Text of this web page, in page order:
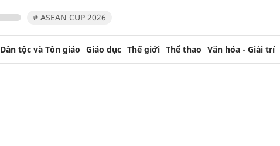
# ASEAN CUP 2026
Dân tộc và Tôn giáo Giáo dục Thế giới Thể thao Văn hóa - Giải trí